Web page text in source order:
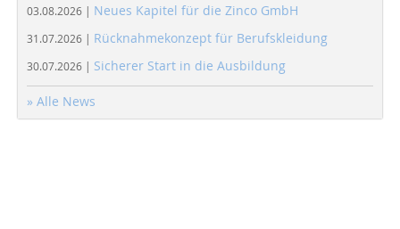
03.08.2026 | Neues Kapitel für die Zinco GmbH
31.07.2026 | Rücknahmekonzept für Berufskleidung
30.07.2026 | Sicherer Start in die Ausbildung
» Alle News